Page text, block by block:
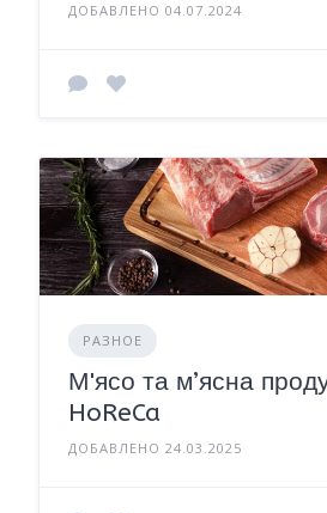
ДОБАВЛЕНО 04.07.2024
РАЗНОЕ
М'ясо та м’ясна
HoReCa
ДОБАВЛЕНО 24.03.2025